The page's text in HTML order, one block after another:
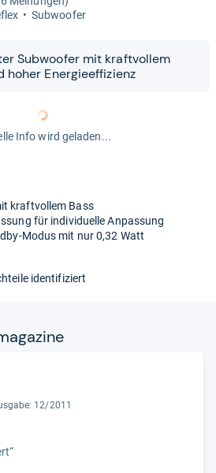
Sub­woofer
Sub­woofer mit kraft­vol­lem
hoher Ener­gie­ef­fi­zi­enz
Info wird geladen...
kraftvollem Bass
für individuelle Anpassung
Modus mit nur 0,32 Watt
identifiziert
12/2011